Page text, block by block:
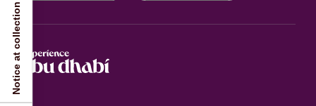
Notice at collection